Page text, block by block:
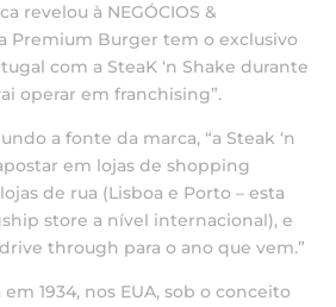
revelou à NEGÓCIOS &
Premium Burger tem o exclusivo
com a SteaK ‘n Shake durante
operar em franchising”.
a fonte da marca, “a Steak ‘n
em lojas de shopping
de rua (Lisboa e Porto – esta
store a nível internacional), e
through para o ano que vem.”
1934, nos EUA, sob o conceito